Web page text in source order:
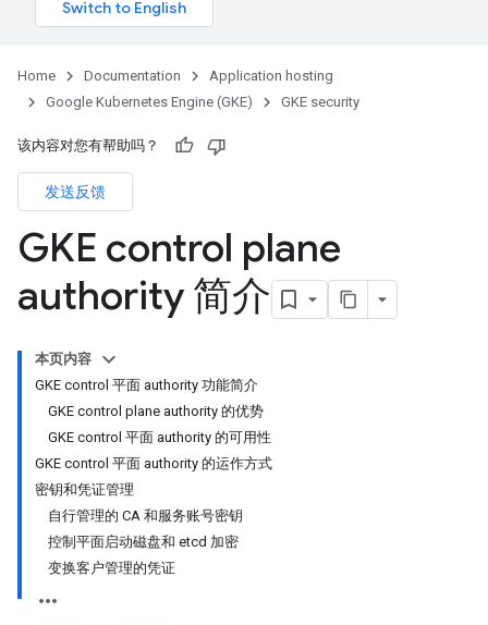
Home Documentation
Application hosting
Google Kubernetes Engine (GKE)
GKE security
该内容对您有帮助吗？
发送反馈
GKE control plane
authority 简介
本页内容
GKE control 平面 authority 功能简介
GKE control plane authority 的优势
GKE control 平面 authority 的可用性
GKE control 平面 authority 的运作方式
密钥和凭证管理
自行管理的 CA 和服务账号密钥
控制平面启动磁盘和 etcd 加密
变换客户管理的凭证